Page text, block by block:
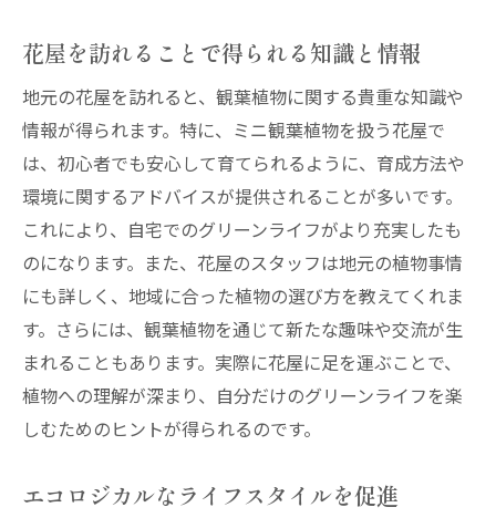
花屋を訪れることで得られる知識と情報
地元の花屋を訪れると、観葉植物に関する貴重な知識や
情報が得られます。特に、ミニ観葉植物を扱う花屋で
は、初心者でも安心して育てられるように、育成方法や
環境に関するアドバイスが提供されることが多いです。
これにより、自宅でのグリーンライフがより充実したも
のになります。また、花屋のスタッフは地元の植物事情
にも詳しく、地域に合った植物の選び方を教えてくれま
す。さらには、観葉植物を通じて新たな趣味や交流が生
まれることもあります。実際に花屋に足を運ぶことで、
植物への理解が深まり、自分だけのグリーンライフを楽
しむためのヒントが得られるのです。
エコロジカルなライフスタイルを促進